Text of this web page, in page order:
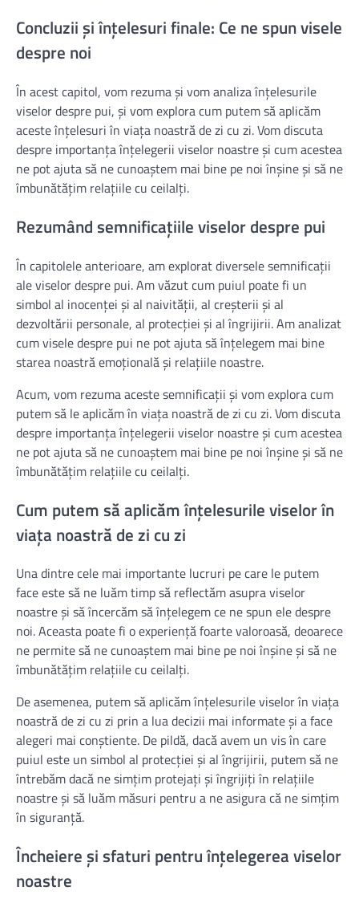
Concluzii și înțelesuri finale: Ce ne spun visele
despre noi
În acest capitol, vom rezuma și vom analiza înțelesurile
viselor despre pui, și vom explora cum putem să aplicăm
aceste înțelesuri în viața noastră de zi cu zi. Vom discuta
despre importanța înțelegerii viselor noastre și cum acestea
ne pot ajuta să ne cunoaștem mai bine pe noi înșine și să ne
îmbunătățim relațiile cu ceilalți.
Rezumând semnificațiile viselor despre pui
În capitolele anterioare, am explorat diversele semnificații
ale viselor despre pui. Am văzut cum puiul poate fi un
simbol al inocenței și al naivității, al creșterii și al
dezvoltării personale, al protecției și al îngrijirii. Am analizat
cum visele despre pui ne pot ajuta să înțelegem mai bine
starea noastră emoțională și relațiile noastre.
Acum, vom rezuma aceste semnificații și vom explora cum
putem să le aplicăm în viața noastră de zi cu zi. Vom discuta
despre importanța înțelegerii viselor noastre și cum acestea
ne pot ajuta să ne cunoaștem mai bine pe noi înșine și să ne
îmbunătățim relațiile cu ceilalți.
Cum putem să aplicăm înțelesurile viselor în
viața noastră de zi cu zi
Una dintre cele mai importante lucruri pe care le putem
face este să ne luăm timp să reflectăm asupra viselor
noastre și să încercăm să înțelegem ce ne spun ele despre
noi. Aceasta poate fi o experiență foarte valoroasă, deoarece
ne permite să ne cunoaștem mai bine pe noi înșine și să ne
îmbunătățim relațiile cu ceilalți.
De asemenea, putem să aplicăm înțelesurile viselor în viața
noastră de zi cu zi prin a lua decizii mai informate și a face
alegeri mai conștiente. De pildă, dacă avem un vis în care
puiul este un simbol al protecției și al îngrijirii, putem să ne
întrebăm dacă ne simțim protejați și îngrijiți în relațiile
noastre și să luăm măsuri pentru a ne asigura că ne simțim
în siguranță.
Încheiere și sfaturi pentru înțelegerea viselor
noastre